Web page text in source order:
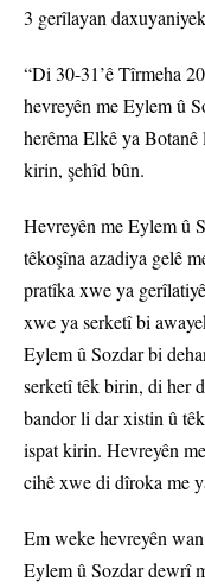
3 gerîlayan
“Di 30-31’ê Tîrmeha
hevreyên me Eylem û
herêma Elkê ya
kirin, şehîd bûn.
Hevreyên me Eylem û
têkoşîna azadiya gelê
pratîka xwe ya
xwe ya serketî bi
Eylem û Sozdar bi
serketî têk birin, di her
bandor li dar xistin û
ispat kirin. Hevreyên
cihê xwe di dîroka me
Em weke hevreyên
Eylem û Sozdar dewrî